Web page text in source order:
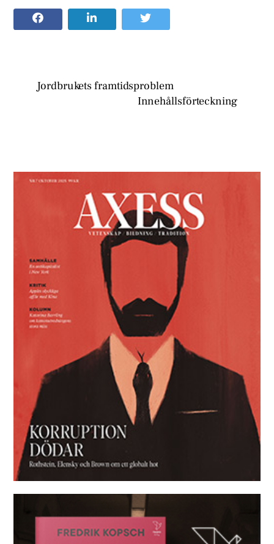
Jordbrukets framtidsproblem
Innehållsförteckning